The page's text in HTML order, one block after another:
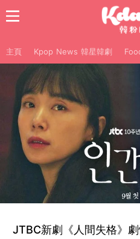
主頁 Kpop News 韓星韓劇
JTBC新劇《人間失格》